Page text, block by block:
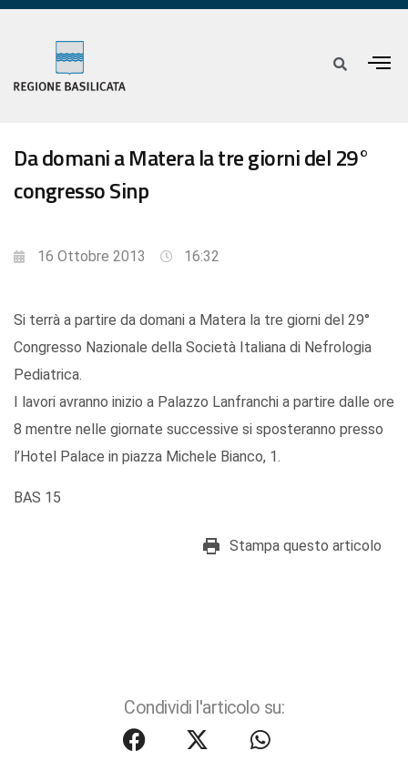
Da domani a Matera la tre giorni del 29°
congresso Sinp
16 Ottobre 2013 16:32
Si terrà a partire da domani a Matera la tre giorni del 29°
Congresso Nazionale della Società Italiana di Nefrologia
Pediatrica.
I lavori avranno inizio a Palazzo Lanfranchi a partire dalle ore
8 mentre nelle giornate successive si sposteranno presso
l’Hotel Palace in piazza Michele Bianco, 1.
BAS 15
Stampa questo articolo
Condividi l'articolo su: